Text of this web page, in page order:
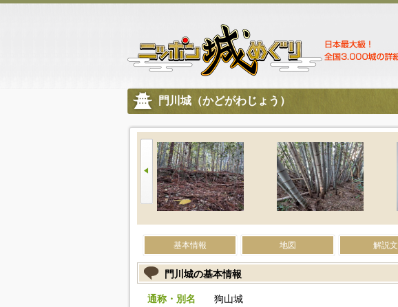
門川城（かどがわじょう）
基本情報 地図 解説文
門川城の基本情報
通称・別名
狗山城